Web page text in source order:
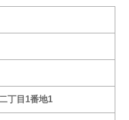
丁目1番地1